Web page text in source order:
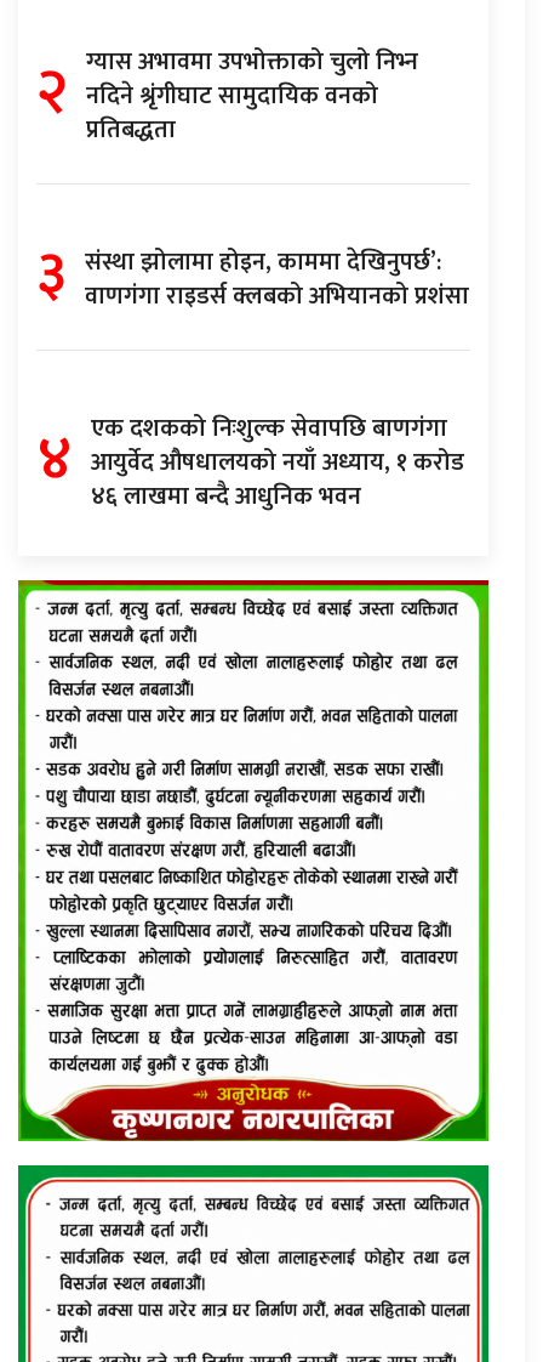
२ ग्यास अभावमा उपभोक्ताको चुलो निभ्न
नदिने श्रृंगीघाट सामुदायिक वनको
प्रतिबद्धता
३ संस्था झोलामा होइन, काममा देखिनुपर्छ’:
वाणगंगा राइडर्स क्लबको अभियानको प्रशंसा
४ एक दशकको निःशुल्क सेवापछि बाणगंगा
आयुर्वेद औषधालयको नयाँ अध्याय, १ करोड
४६ लाखमा बन्दै आधुनिक भवन